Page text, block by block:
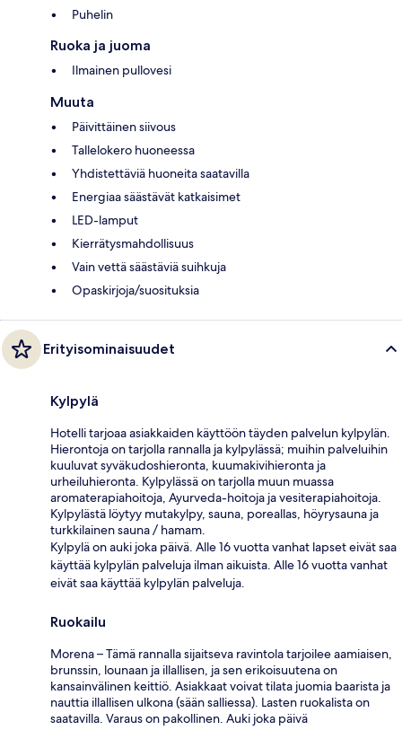
Puhelin
Ruoka ja juoma
Ilmainen pullovesi
Muuta
Päivittäinen siivous
Tallelokero huoneessa
Yhdistettäviä huoneita saatavilla
Energiaa säästävät katkaisimet
LED-lamput
Kierrätysmahdollisuus
Vain vettä säästäviä suihkuja
Opaskirjoja/suosituksia
Erityisominaisuudet
Kylpylä
Hotelli tarjoaa asiakkaiden käyttöön täyden palvelun kylpylän.
Hierontoja on tarjolla rannalla ja kylpylässä; muihin palveluihin
kuuluvat syväkudoshieronta, kuumakivihieronta ja
urheiluhieronta. Kylpylässä on tarjolla muun muassa
aromaterapiahoitoja, Ayurveda-hoitoja ja vesiterapiahoitoja.
Kylpylästä löytyy mutakylpy, sauna, poreallas, höyrysauna ja
turkkilainen sauna / hamam.
Kylpylä on auki joka päivä. Alle 16 vuotta vanhat lapset eivät saa
käyttää kylpylän palveluja ilman aikuista. Alle 16 vuotta vanhat
eivät saa käyttää kylpylän palveluja.
Ruokailu
Morena – Tämä rannalla sijaitseva ravintola tarjoilee aamiaisen,
brunssin, lounaan ja illallisen, ja sen erikoisuutena on
kansainvälinen keittiö. Asiakkaat voivat tilata juomia baarista ja
nauttia illallisen ulkona (sään salliessa). Lasten ruokalista on
saatavilla. Varaus on pakollinen. Auki joka päivä